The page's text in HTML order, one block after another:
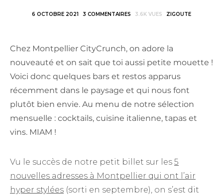
6 OCTOBRE 2021 3 COMMENTAIRES 3.6K VUES ZIGOUTE
Chez Montpellier CityCrunch, on adore la
nouveauté et on sait que toi aussi petite mouette !
Voici donc quelques bars et restos apparus
récemment dans le paysage et qui nous font
plutôt bien envie. Au menu de notre sélection
mensuelle : cocktails, cuisine italienne, tapas et
vins. MIAM !
Vu le succès de notre petit billet sur les 5
nouvelles adresses à Montpellier qui ont l’air
hyper stylées (sorti en septembre), on s’est dit